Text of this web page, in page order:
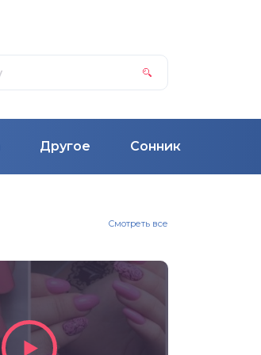
Другое Сонник
Смотреть все